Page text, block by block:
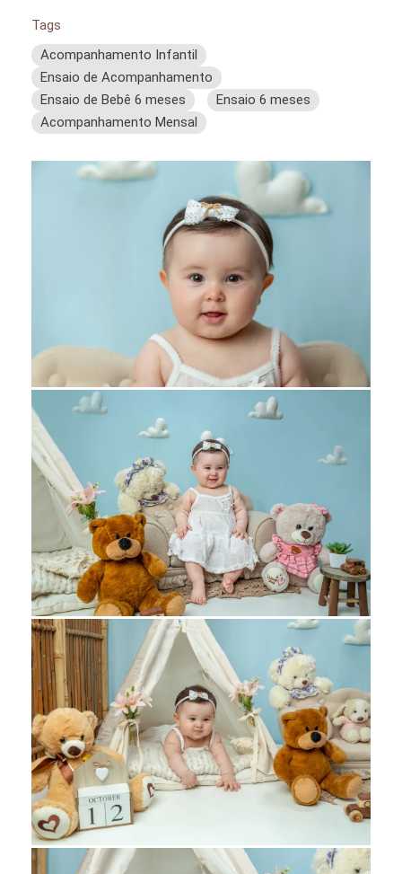
Tags
Acompanhamento Infantil
Ensaio de Acompanhamento
Ensaio de Bebê 6 meses
Ensaio 6 meses
Acompanhamento Mensal